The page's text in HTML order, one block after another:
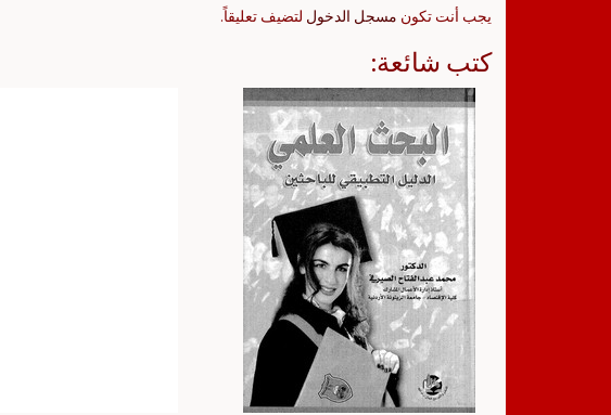
يجب أنت تكون مسجل الدخول لتضيف تعليقاً.
كتب شائعة: